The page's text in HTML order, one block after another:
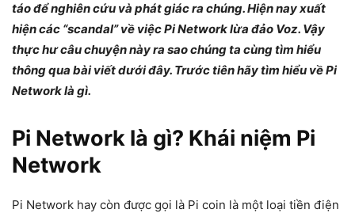
táo để nghiên cứu và phát giác ra chúng. Hiện nay xuất
hiện các “scandal” về việc Pi Network lừa đảo Voz. Vậy
thực hư câu chuyện này ra sao chúng ta cùng tìm hiểu
thông qua bài viết dưới đây. Trước tiên hãy tìm hiểu về Pi
Network là gì.
Pi Network là gì? Khái niệm Pi
Network
Pi Network hay còn được gọi là Pi coin là một loại tiền điện